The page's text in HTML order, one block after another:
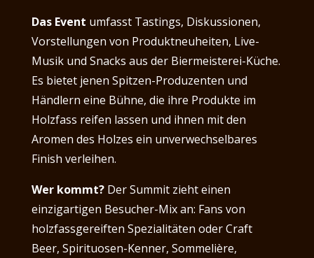
Das Event umfasst Tastings, Diskussionen,
Vorstellungen von Produktneuheiten, Live-
Musik und Snacks aus der Biermeisterei-Küche.
Es bietet jenen Spitzen-Produzenten und
Händlern eine Bühne, die ihre Produkte im
Holzfass reifen lassen und ihnen mit den
Aromen des Holzes ein unverwechselbares
Finish verleihen.
Wer kommt?Der Summit zieht einen
einzigartigen Besucher-Mix an: Fans von
holzfassgereiften Spezialitäten oder Craft
Beer, Spirituosen-Kenner, Sommelière,